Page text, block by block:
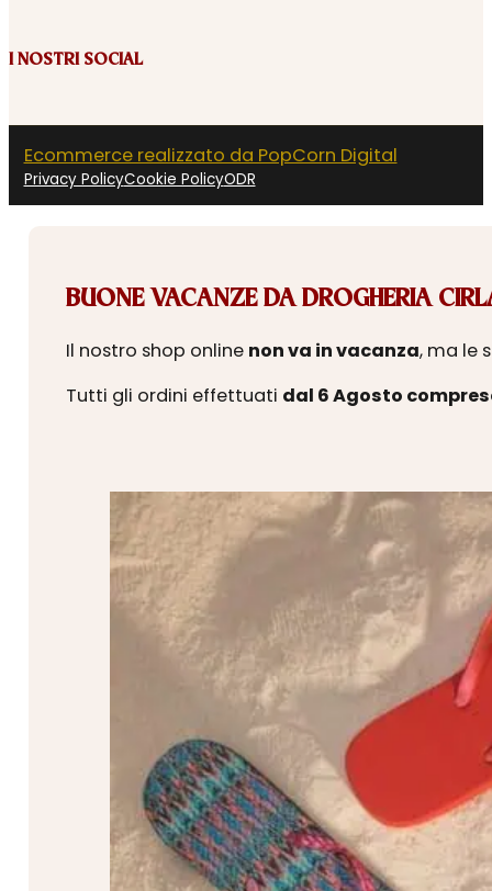
I NOSTRI SOCIAL
Ecommerce realizzato da PopCorn Digital
Privacy PolicyCookie PolicyODR
BUONE VACANZE DA DROGHERIA
Il nostro shop online non va in vacanza, ma le
Tutti gli ordini effettuati dal 6 Agosto